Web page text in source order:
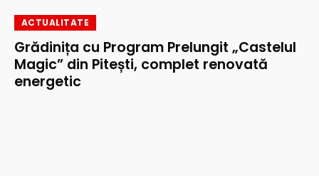
ACTUALITATE
Grădinița cu Program Prelungit „Castelul
Magic” din Pitești, complet renovată
energetic